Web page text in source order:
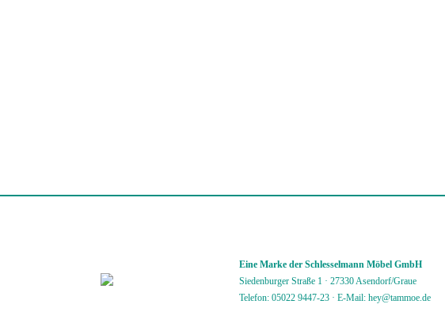
Eine Marke der Schlesselmann Möbel GmbH
Siedenburger Straße 1 · 27330 Asendorf/Graue
Telefon: 05022 9447-23 · E-Mail: hey@tammoe.de